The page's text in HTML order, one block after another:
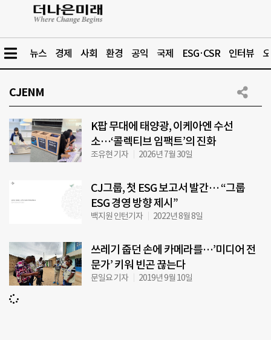
뉴스 경제 사회 환경 공익 국제 ESG·CSR 인터뷰
CJENM
K팝 무대에 태양광, 이케아엔 수선
소…‘콜렉티브 임팩트’의 진화
조유현 기자 2026년 7월 30일
CJ그룹, 첫 ESG 보고서 발간… “그룹
ESG 경영 방향 제시”
백지원 인턴기자 2022년 8월 8일
쓰레기 줍던 손에 카메라를…’미디어 전
문가’ 키워 빈곤 끊는다
문일요 기자 2019년 9월 10일